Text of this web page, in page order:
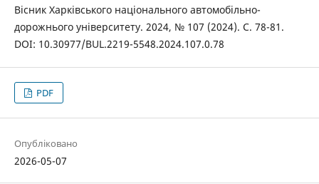
Вісник Харківського національного автомобільно-
дорожнього університету. 2024, № 107 (2024). С. 78-81.
DOI: 10.30977/BUL.2219-5548.2024.107.0.78
PDF
Опубліковано
2026-05-07